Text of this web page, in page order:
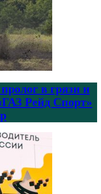
в грязи и
Рейд Спорт»